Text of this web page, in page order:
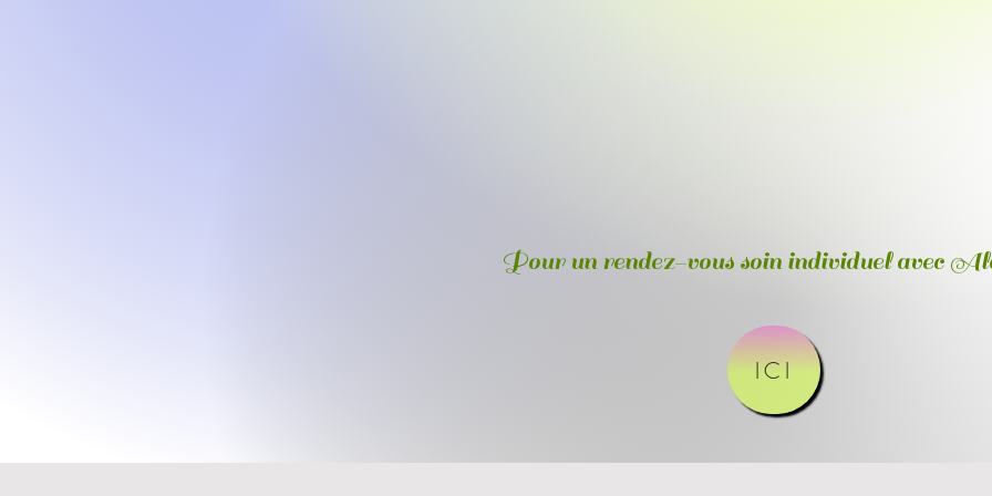
Pour un rendez-vous soin individuel avec
ICI